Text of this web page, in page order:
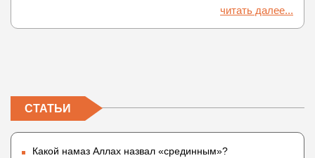
читать далее...
СТАТЬИ
Какой намаз Аллах назвал «срединным»?